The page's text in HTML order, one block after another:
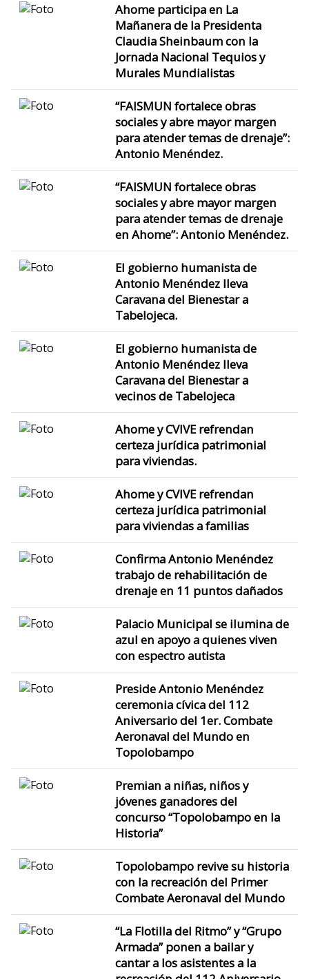
Ahome participa en La
Mañanera de la Presidenta
Claudia Sheinbaum con la
Jornada Nacional Tequios y
Murales Mundialistas
“FAISMUN fortalece obras
sociales y abre mayor margen
para atender temas de drenaje”:
Antonio Menéndez.
“FAISMUN fortalece obras
sociales y abre mayor margen
para atender temas de drenaje
en Ahome”: Antonio Menéndez.
El gobierno humanista de
Antonio Menéndez lleva
Caravana del Bienestar a
Tabelojeca.
El gobierno humanista de
Antonio Menéndez lleva
Caravana del Bienestar a
vecinos de Tabelojeca
Ahome y CVIVE refrendan
certeza jurídica patrimonial
para viviendas.
Ahome y CVIVE refrendan
certeza jurídica patrimonial
para viviendas a familias
Confirma Antonio Menéndez
trabajo de rehabilitación de
drenaje en 11 puntos dañados
Palacio Municipal se ilumina de
azul en apoyo a quienes viven
con espectro autista
Preside Antonio Menéndez
ceremonia cívica del 112
Aniversario del 1er. Combate
Aeronaval del Mundo en
Topolobampo
Premian a niñas, niños y
jóvenes ganadores del
concurso “Topolobampo en la
Historia”
Topolobampo revive su historia
con la recreación del Primer
Combate Aeronaval del Mundo
“La Flotilla del Ritmo” y “Grupo
Armada” ponen a bailar y
cantar a los asistentes a la